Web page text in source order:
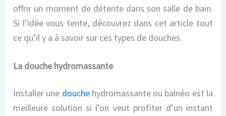
offrir un moment de détente dans son salle de bain.
Si l’idée vous tente, découvrez dans cet article tout
ce qu’il y a à savoir sur ces types de douches.
La douche hydromassante
Installer une douchehydromassante ou balnéo est la
meilleure solution si l’on veut profiter d’un instant